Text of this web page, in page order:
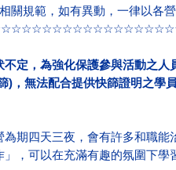
關規範，如有異動，一律以各
不定，為強化保護參與活動之
)，無法配合提供快篩證明之學
期四天三夜，會有許多和職
，可以在充滿有趣的氛圍下